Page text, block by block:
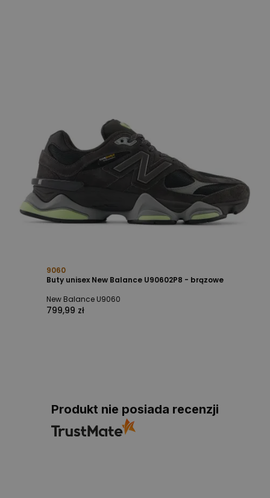
9060
Buty unisex New Balance U90602P8 - brązowe
New Balance U9060
799,99 zł
Produkt nie posiada recenzji